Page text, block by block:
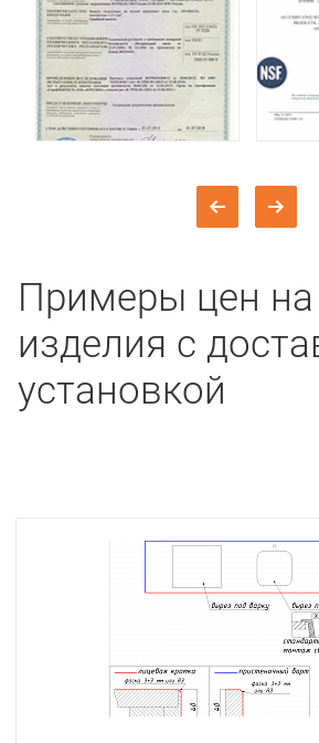
Примеры цен на
изделия с
установкой